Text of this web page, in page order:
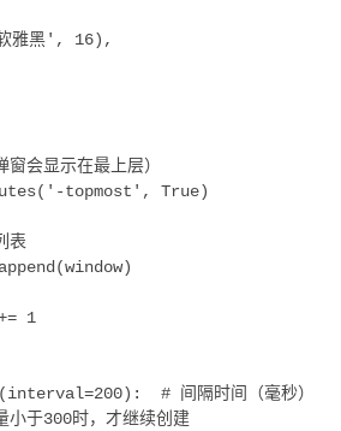
雅黑', 16),
会显示在最上层）
topmost', True)
表
1
# 间隔时间（毫秒），
小于300时，才继续创建